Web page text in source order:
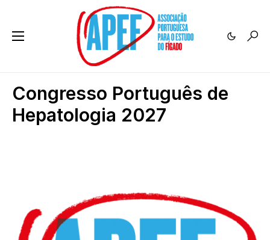
Congresso Português de
Hepatologia 2027